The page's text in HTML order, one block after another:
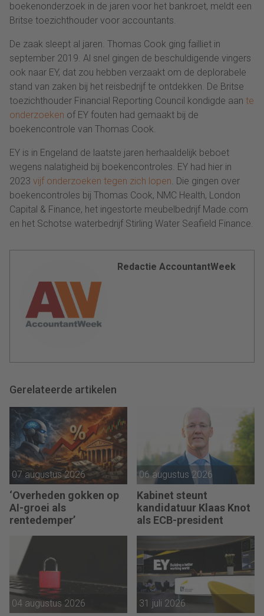
boekenonderzoek in de jaren voor het bankroet, meldt een
Britse toezichthouder voor accountants.
De zaak sleept al jaren. Thomas Cook ging failliet in
september 2019. Al snel gingen de beschuldigende vingers
ook naar EY, dat zou hebben verzaakt om de deplorabele
stand van zaken bij het reisbedrijf te ontdekken. De Britse
toezichthouder Financial Reporting Council kondigde aan te
onderzoeken of EY fouten had gemaakt bij de
boekencontrole van Thomas Cook.
EY is in Engeland de laatste jaren herhaaldelijk beboet
wegens nalatigheid bij boekencontroles. EY had hier in
2023 vijf onderzoeken tegen zich lopen. Die gingen over
boekencontroles bij Thomas Cook, NMC Health, London
Capital & Finance, het ingestorte meubelbedrijf Made.com
en het Schotse waterbedrijf Stirling Water Seafield Finance.
Redactie AccountantWeek
Gerelateerde artikelen
07 augustus 2026
‘Overheden gokken op
AI-groei als
rentedemper’
06 augustus 2026
Kabinet steunt
kandidatuur Klaas Knot
als ECB-president
04 augustus 2026 31 juli 2026